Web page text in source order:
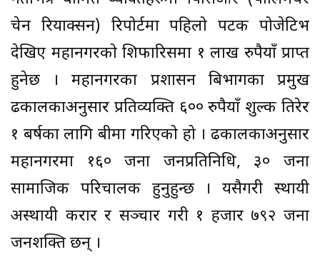
चेन रियाक्सन) रिपोर्टमा पहिलो पटक पोजेटिभ
देखिए महानगरको शिफारिसमा १ लाख रुपैयाँ प्राप्त
हुनेछ । महानगरका प्रशासन बिभागका प्रमुख
ढकालकाअनुसार प्रतिव्यक्ति ६०० रुपैयाँ शुल्क तिरेर
१ बर्षका लागि बीमा गरिएको हो । ढकालकाअनुसार
महानगरमा १६० जना जनप्रतिनिधि, ३० जना
सामाजिक परिचालक हुनुहुन्छ । यसैगरी स्थायी
अस्थायी करार र सञ्चार गरी १ हजार ७९२ जना
जनशक्ति छन् ।